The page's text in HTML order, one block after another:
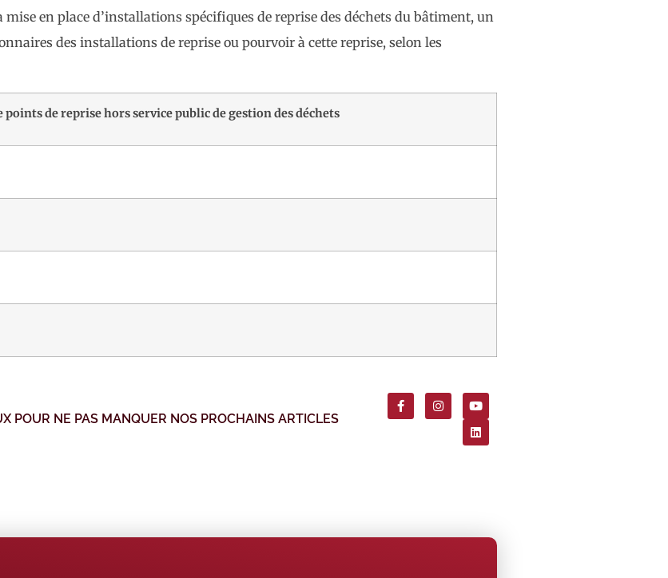
en place d’installations spécifiques de reprise des déchets du bâtiment, un
des installations de reprise ou pourvoir à cette reprise, selon les
de reprise hors service public de gestion des déchets
POUR NE PAS MANQUER NOS PROCHAINS ARTICLES